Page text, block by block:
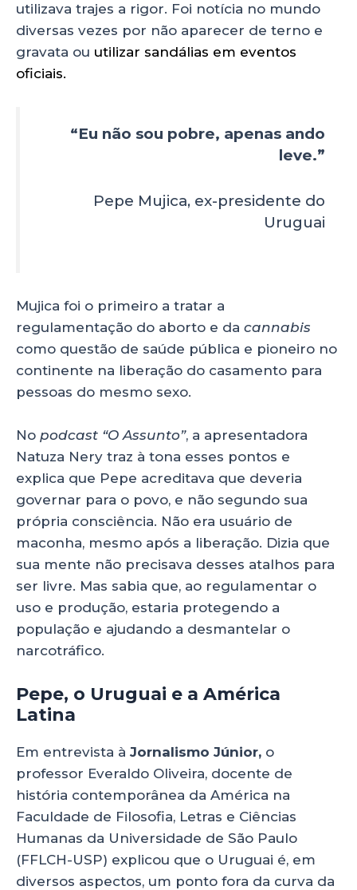
utilizava trajes a rigor. Foi notícia no mundo
diversas vezes por não aparecer de terno e
gravata ou utilizar sandálias em eventos
oficiais.
“Eu não sou pobre, apenas ando
leve.”
Pepe Mujica, ex-presidente do
Uruguai
Mujica foi o primeiro a tratar a
regulamentação do aborto e da cannabis
como questão de saúde pública e pioneiro no
continente na liberação do casamento para
pessoas do mesmo sexo.
No podcast “O Assunto”, a apresentadora
Natuza Nery traz à tona esses pontos e
explica que Pepe acreditava que deveria
governar para o povo, e não segundo sua
própria consciência. Não era usuário de
maconha, mesmo após a liberação. Dizia que
sua mente não precisava desses atalhos para
ser livre. Mas sabia que, ao regulamentar o
uso e produção, estaria protegendo a
população e ajudando a desmantelar o
narcotráfico.
Pepe, o Uruguai e a América
Latina
Em entrevista à Jornalismo Júnior, o
professor Everaldo Oliveira, docente de
história contemporânea da América na
Faculdade de Filosofia, Letras e Ciências
Humanas da Universidade de São Paulo
(FFLCH-USP) explicou que o Uruguai é, em
diversos aspectos, um ponto fora da curva da